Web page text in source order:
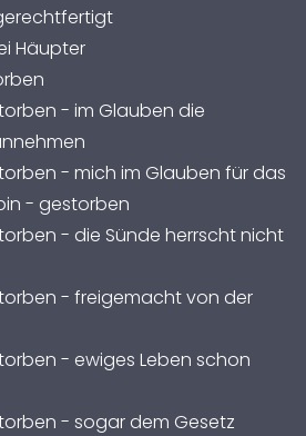
Häupter
- im Glauben die
- mich im Glauben für das
- gestorben
- die Sünde herrscht nicht
- freigemacht von der
- ewiges Leben schon
- sogar dem Gesetz